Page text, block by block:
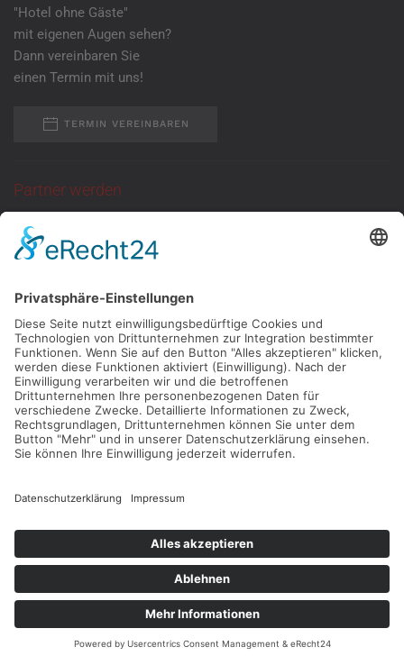
"Hotel ohne Gäste"
mit eigenen Augen sehen?
Dann vereinbaren Sie
einen Termin mit uns!
TERMIN VEREINBAREN
Partner werden
Sie suchen eine
ganzjährige Anlaufstelle
mit neutraler Atmosphäre?
Dann melden Sie
sich bei uns!
KONTAKT
Kontakt
Impressum
AGB
Disclaimer